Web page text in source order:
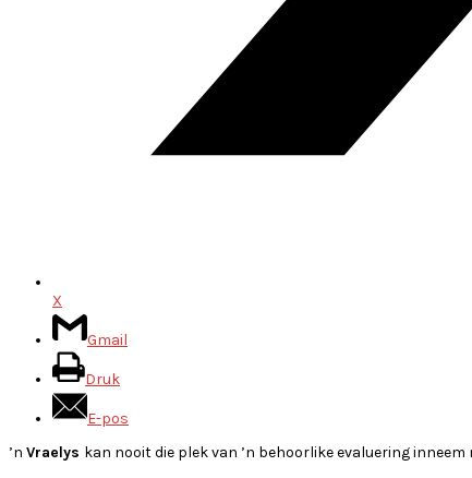
X
Gmail
Druk
E-pos
’n Vraelys kan nooit die plek van ’n behoorlike evaluering